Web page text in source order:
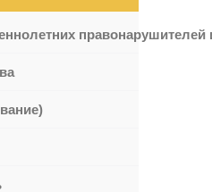
правонарушителей